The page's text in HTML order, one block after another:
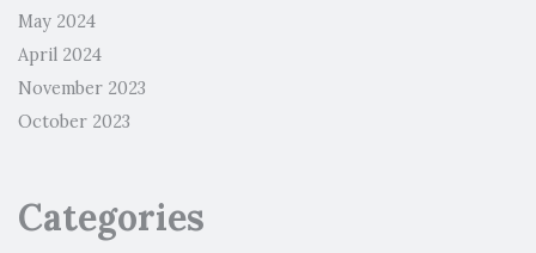
May 2024
April 2024
November 2023
October 2023
Categories